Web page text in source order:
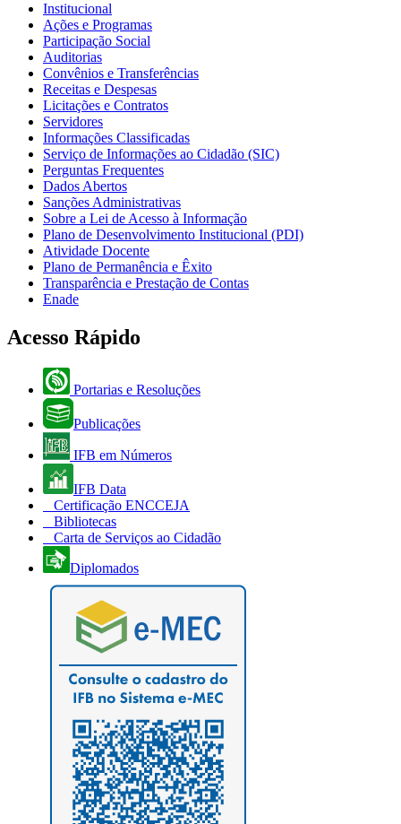
Institucional
Ações e Programas
Participação Social
Auditorias
Convênios e Transferências
Receitas e Despesas
Licitações e Contratos
Servidores
Informações Classificadas
Serviço de Informações ao Cidadão (SIC)
Perguntas Frequentes
Dados Abertos
Sanções Administrativas
Sobre a Lei de Acesso à Informação
Plano de Desenvolvimento Institucional (PDI)
Atividade Docente
Plano de Permanência e Êxito
Transparência e Prestação de Contas
Enade
Acesso Rápido
Portarias e Resoluções
Publicações
IFB em Números
IFB Data
Certificação ENCCEJA
Bibliotecas
Carta de Serviços ao Cidadão
Diplomados